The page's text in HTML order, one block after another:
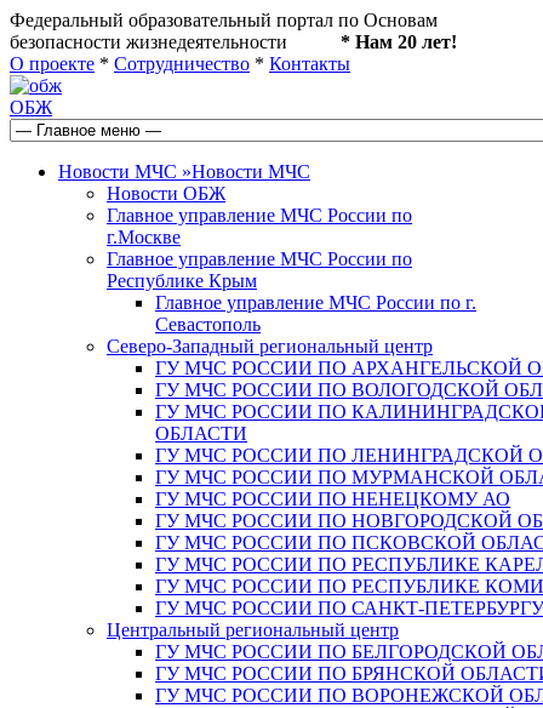
Федеральный образовательный портал по Основам
безопасности жизнедеятельности * Нам 20 лет!
О проекте * Сотрудничество * Контакты
ОБЖ
Новости МЧС »Новости МЧС
Новости ОБЖ
Главное управление МЧС России по
г.Москве
Главное управление МЧС России по
Республике Крым
Главное управление МЧС России по г.
Севастополь
Северо-Западный региональный центр
ГУ МЧС РОССИИ ПО АРХАНГЕЛЬСКОЙ
ГУ МЧС РОССИИ ПО ВОЛОГОДСКОЙ
ГУ МЧС РОССИИ ПО
ОБЛАСТИ
ГУ МЧС РОССИИ ПО ЛЕНИНГРАДСКОЙ
ГУ МЧС РОССИИ ПО МУРМАНСКОЙ
ГУ МЧС РОССИИ ПО НЕНЕЦКОМУ АО
ГУ МЧС РОССИИ ПО НОВГОРОДСКОЙ
ГУ МЧС РОССИИ ПО ПСКОВСКОЙ
ГУ МЧС РОССИИ ПО РЕСПУБЛИКЕ
ГУ МЧС РОССИИ ПО РЕСПУБЛИКЕ КОМИ
ГУ МЧС РОССИИ ПО САНКТ-ПЕТЕРБУРГУ
Центральный региональный центр
ГУ МЧС РОССИИ ПО БЕЛГОРОДСКОЙ
ГУ МЧС РОССИИ ПО БРЯНСКОЙ
ГУ МЧС РОССИИ ПО ВОРОНЕЖСКОЙ